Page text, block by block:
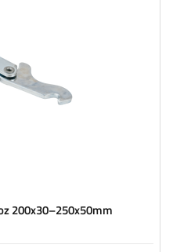
200x30–250x50mm